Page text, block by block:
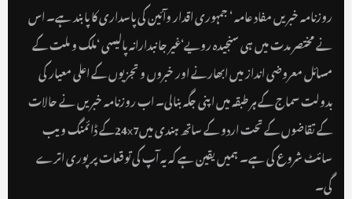
روزنامہ خبریں مفاد عامہ ‘ جمہوری اقدار وآئین کی پاسداری کا پابند ہے۔ اس
نے مختصر مدت میں ہی سنجیدہ رویے‘غیر جانبدارانہ پالیسی ‘ملک و ملت کے
مسائل معروضی انداز میں ابھارنے اور خبروں و تجزیوں کے اعلی معیار کی
بدولت سماج کے ہر طبقہ میں اپنی جگہ بنالی۔ اب روزنامہ خبریں نے حالات
کے تقاضوں کے تحت اردو کے ساتھ ہندی میں24x7کے ڈائمنگ ویب
سائٹ شروع کی ہے۔ ہمیں یقین ہے کہ یہ آپ کی توقعات پر پوری اترے
گی۔